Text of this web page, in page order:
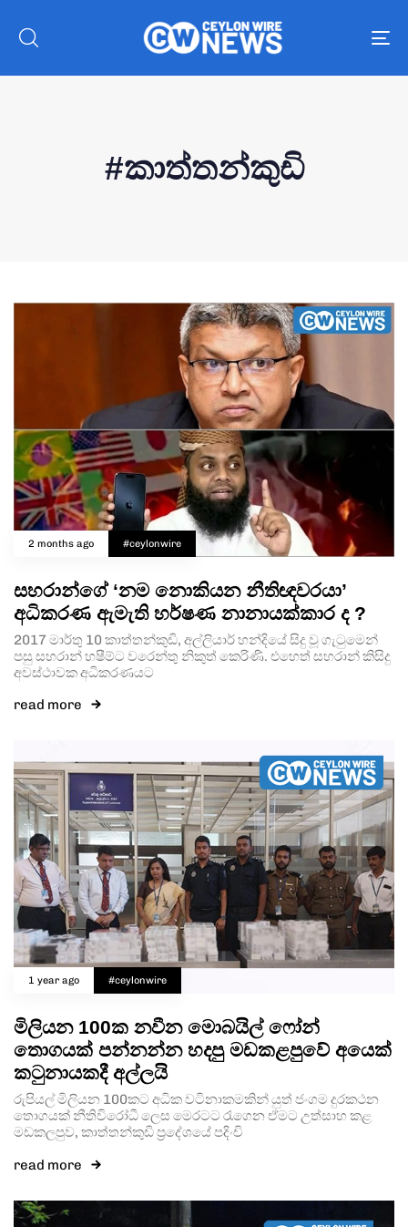
Type and hit enter
#කාත්තන්කුඩි
2 months ago #ceylonwire
සහරාන්ගේ ‘නම නොකියන නීතිඥවරයා’
අධිකරණ ඇමැති හර්ෂණ නානායක්කාර ද ?
2017 මාර්තු 10 කාත්තන්කුඩි, අල්ලියාර් හන්දියේ සිදු වූ ගැටුමෙන්
පසු සහරාන් හෂීම්ට වරෙන්තු නිකුත් කෙරිණි. එහෙත් සහරාන් කිසිදු
අවස්ථාවක අධිකරණයට
read more
1 year ago #ceylonwire
මිලියන 100ක නවීන මොබයිල් ෆෝන්
තොගයක් පන්නන්න හදපු මඩකළපුවේ අයෙක්
කටුනායකදී අල්ලයි
රුපියල් මිලියන 100කට අධික වටිනාකමකින් යුත් ජංගම දුරකථන
තොගයක් නීතිවිරෝධී ලෙස මෙරටට රැගෙන ඒමට උත්සාහ කළ
මඩකලපුව, කාත්තන්කුඩි ප්‍රදේශයේ පදිංචි
read more